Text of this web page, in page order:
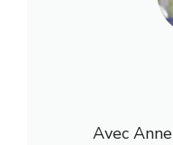
Avec